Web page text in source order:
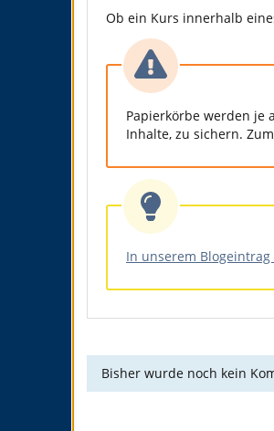
Ob ein Kurs innerhalb
Papierkörbe werden je
Inhalte, zu sichern.
In unserem
Bisher wurde noch kein